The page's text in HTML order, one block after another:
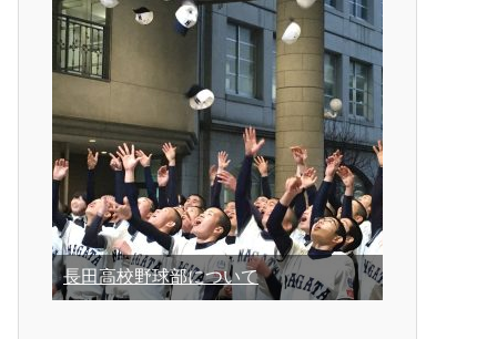
長田高校野球部について